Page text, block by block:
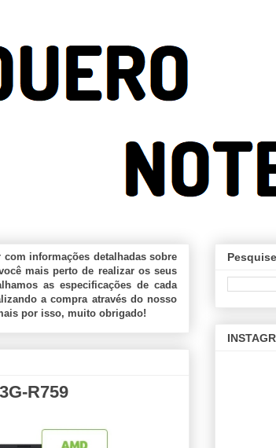
informações detalhadas sobre
mais perto de realizar os seus
as especificações de cada
a compra através do nosso
por isso, muito obrigado!
R759